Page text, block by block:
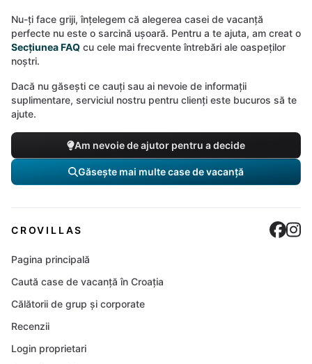
Nu-ți face griji, înțelegem că alegerea casei de vacanță
perfecte nu este o sarcină ușoară. Pentru a te ajuta, am creat o
Secțiunea FAQ cu cele mai frecvente întrebări ale oaspeților
noștri.
Dacă nu găsești ce cauți sau ai nevoie de informații
suplimentare, serviciul nostru pentru clienți este bucuros să te
ajute.
Am nevoie de ajutor pentru a decide
Găsește mai multe case de vacanță
CROVILLAS
Pagina principală
Caută case de vacanță în Croația
Călătorii de grup și corporate
Recenzii
Login proprietari